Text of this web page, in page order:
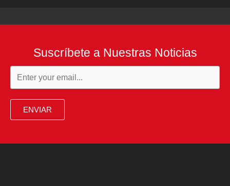
Suscríbete a Nuestras Noticias
ENVIAR